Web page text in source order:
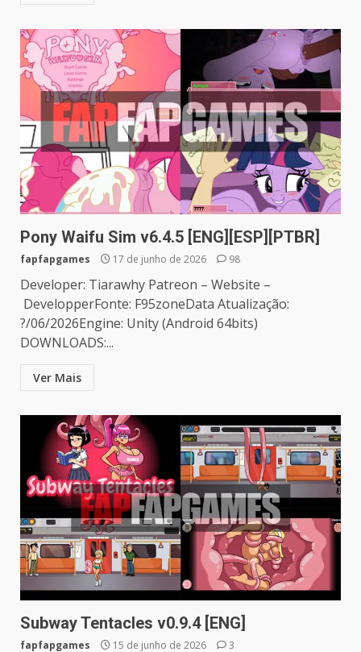
Pony Waifu Sim v6.4.5 [ENG][ESP][PTBR]
fapfapgames 17 de junho de 2026 98
Developer: Tiarawhy Patreon – Website –
DevelopperFonte: F95zoneData Atualização:
?/06/2026Engine: Unity (Android 64bits)
DOWNLOADS:...
Ver Mais
Subway Tentacles v0.9.4 [ENG]
fapfapgames 15 de junho de 2026 3